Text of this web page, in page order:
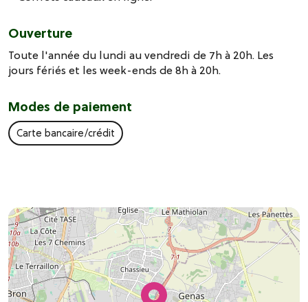
Ouverture
Toute l'année du lundi au vendredi de 7h à 20h. Les
jours fériés et les week-ends de 8h à 20h.
Modes de paiement
Carte bancaire/crédit